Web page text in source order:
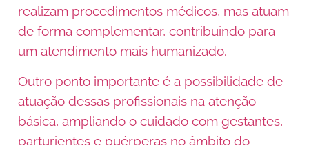
realizam procedimentos médicos, mas atuam
de forma complementar, contribuindo para
um atendimento mais humanizado.
Outro ponto importante é a possibilidade de
atuação dessas profissionais na atenção
básica, ampliando o cuidado com gestantes,
parturientes e puérperas no âmbito do